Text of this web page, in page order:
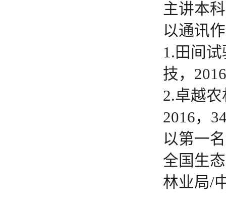
主讲本
以通讯
1.田间
技，
2.卓越
2016，
以第一
全国生
林业局/